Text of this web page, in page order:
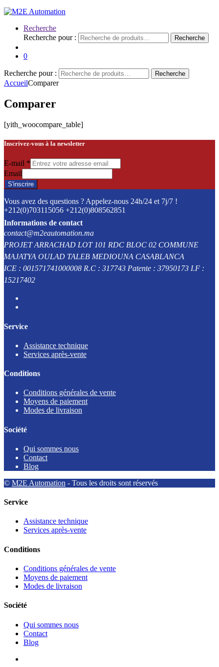
Recherche
Recherche pour :
Recherche
0
Recherche pour : Recherche
AccueilComparer
Comparer
[yith_woocompare_table]
Inscrivez-vous à la newsletter
E-mail *
Email
S'inscrire
Vous avez des questions ? Appelez-nous 24h/24 et 7j/7 !
+212(0)703115056 +212(0)808562851
Informations de contact
contact@m2eautomation.ma
PROJET ARRACHAD LOT 101 RDC BLOC 02 COMMUNE
MAJATYA OULAD TALEB MEDIOUNA CASABLANCA
ICE : 001571741000008 R.C : 317743 Patente : 37950173 I.F :
15217402
Service
Assistance technique
Services après-vente
Conditions
Conditions générales de vente
Moyens de paiement
Modes de livraison
Société
Qui sommes nous
Contact
Blog
© M2E Automation - Tous les droits sont réservés
Service
Assistance technique
Services après-vente
Conditions
Conditions générales de vente
Moyens de paiement
Modes de livraison
Société
Qui sommes nous
Contact
Blog